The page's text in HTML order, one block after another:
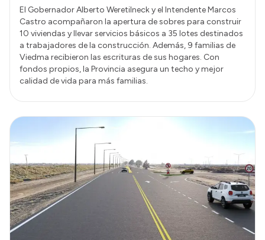
El Gobernador Alberto Weretilneck y el Intendente Marcos
Castro acompañaron la apertura de sobres para construir
10 viviendas y llevar servicios básicos a 35 lotes destinados
a trabajadores de la construcción. Además, 9 familias de
Viedma recibieron las escrituras de sus hogares. Con
fondos propios, la Provincia asegura un techo y mejor
calidad de vida para más familias.